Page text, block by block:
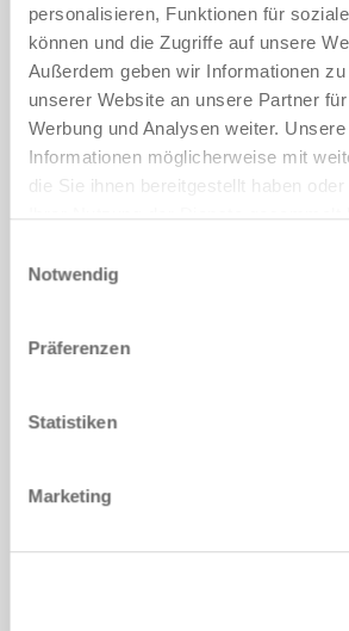
personalisieren, Funktionen für
können und die Zugriffe auf unsere
Außerdem geben wir Informationen
unserer Website an unsere Partner
Werbung und Analysen weiter.
Informationen möglicherweise mit
die Sie ihnen bereitgestellt haben
Notwendig
Präferenzen
Statistiken
Marketing
OVERZICHT
DV2N-B
DV4N-B